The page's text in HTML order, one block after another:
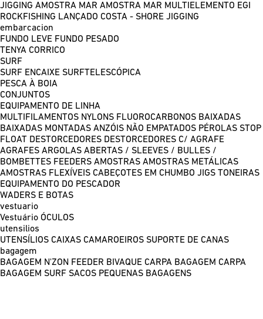
JIGGING AMOSTRA MAR AMOSTRA MAR MULTIELEMENTO EGI
ROCKFISHING LANÇADO COSTA - SHORE JIGGING
embarcacion
FUNDO LEVE FUNDO PESADO
TENYA CORRICO
SURF
SURF ENCAIXE SURFTELESCÓPICA
PESCA À BOIA
CONJUNTOS
EQUIPAMENTO DE LINHA
MULTIFILAMENTOS NYLONS FLUOROCARBONOS BAIXADAS
BAIXADAS MONTADAS ANZÓIS NÃO EMPATADOS PÉROLAS STOP
FLOAT DESTORCEDORES DESTORCEDORES C/ AGRAFE
AGRAFES ARGOLAS ABERTAS / SLEEVES / BULLES /
BOMBETTES FEEDERS AMOSTRAS AMOSTRAS METÁLICAS
AMOSTRAS FLEXÍVEIS CABEÇOTES EM CHUMBO JIGS TONEIRAS
EQUIPAMENTO DO PESCADOR
WADERS E BOTAS
vestuario
Vestuário ÓCULOS
utensilios
UTENSÍLIOS CAIXAS CAMAROEIROS SUPORTE DE CANAS
bagagem
BAGAGEM N'ZON FEEDER BIVAQUE CARPA BAGAGEM CARPA
BAGAGEM SURF SACOS PEQUENAS BAGAGENS